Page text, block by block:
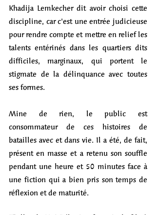
Khadija Lemkecher dit avoir choisi cette
discipline, car c'est une entrée judicieuse
pour rendre compte et mettre en relief les
talents entérinés dans les quartiers dits
difficiles, marginaux, qui portent le
stigmate de la délinquance avec toutes
ses formes.
Mine de rien, le public est
consommateur de ces histoires de
batailles avec et dans vie. Il a été, de fait,
présent en masse et a retenu son souffle
pendant une heure et 50 minutes face à
une fiction qui a bien pris son temps de
réflexion et de maturité.